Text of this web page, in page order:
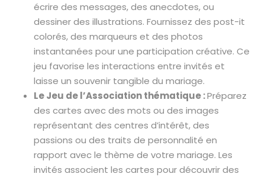
écrire des messages, des anecdotes, ou
dessiner des illustrations. Fournissez des post-it
colorés, des marqueurs et des photos
instantanées pour une participation créative. Ce
jeu favorise les interactions entre invités et
laisse un souvenir tangible du mariage.
Le Jeu de l’Association thématique :Préparez
des cartes avec des mots ou des images
représentant des centres d’intérêt, des
passions ou des traits de personnalité en
rapport avec le thème de votre mariage. Les
invités associent les cartes pour découvrir des